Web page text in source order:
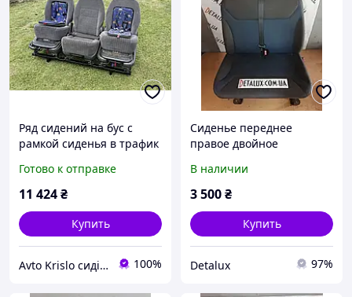
Ряд сидений на бус с
рамкой сиденья в трафик
т5
Готово к отправке
11 424₴
Купить
Avto Krislo сидіння 100%
Сиденье переднее
правое двойное
Vivaro, Renault Trafic,
Nissan Primastar, Рено
В наличии
3 500₴
Купить
Detalux 97%